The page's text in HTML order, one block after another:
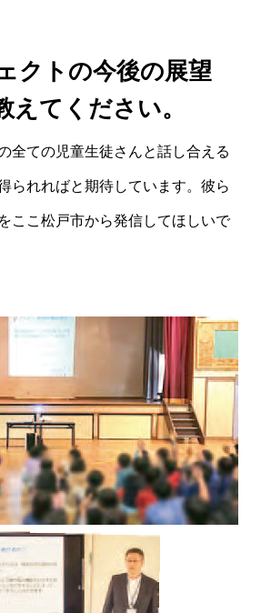
クトの今後の展望
えてください。
全ての児童生徒さんと話し合える
られればと期待しています。彼ら
ここ松戸市から発信してほしいで